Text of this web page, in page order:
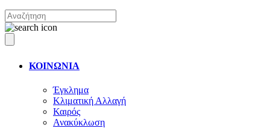
ΚΟΙΝΩΝΙΑ
Έγκλημα
Κλιματική Αλλαγή
Καιρός
Ανακύκλωση